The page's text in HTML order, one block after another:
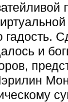
гадость.
и